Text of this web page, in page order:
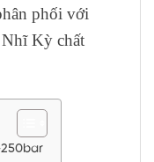
phối với
Kỳ chất